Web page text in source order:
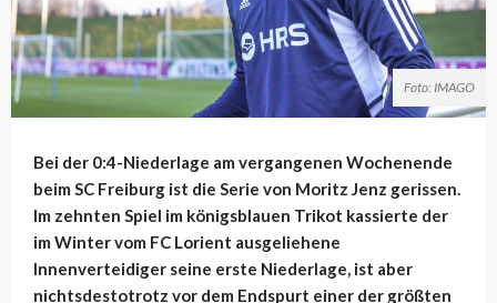
Foto: IMAGO
Bei der 0:4-Niederlage am vergangenen Wochenende
beim SC Freiburg ist die Serie von Moritz Jenz gerissen.
Im zehnten Spiel im königsblauen Trikot kassierte der
im Winter vom FC Lorient ausgeliehene
Innenverteidiger seine erste Niederlage, ist aber
nichtsdestotrotz vor dem Endspurt einer der größten